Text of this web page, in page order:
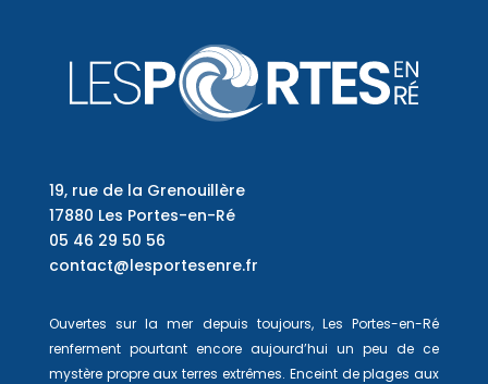
19, rue de la Grenouillère
17880 Les Portes-en-Ré
05 46 29 50 56
contact@lesportesenre.fr
Ouvertes sur la mer depuis toujours, Les Portes-en-Ré
renferment pourtant encore aujourd’hui un peu de ce
mystère propre aux terres extrêmes. Enceint de plages aux